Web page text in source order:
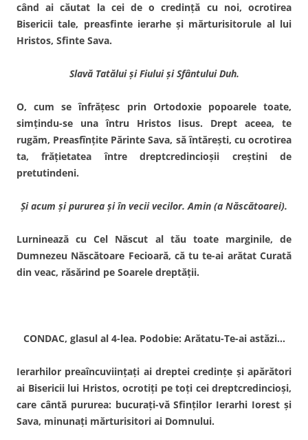
când ai căutat la cei de o credinţă cu noi, ocrotirea
Bisericii tale, preasfinte ierarhe şi mărturisitorule al lui
Hristos, Sfinte Sava.
Slavă Tatălui şi Fiului şi Sfântului Duh.
O, cum se înfrăţesc prin Orto­doxie popoarele toate,
simţindu-se una întru Hristos Iisus. Drept aceea, te
rugăm, Preasfînţite Părinte Sava, să întăreşti, cu ocrotirea
ta, frăţietatea între dreptcredincioşii creştini de
pretutindeni.
Şi acum şi pururea şi în vecii vecilor. Amin (a Născătoarei).
Lurninează cu Cel Născut al tău toate marginile, de
Dumnezeu Născătoare Fecioară, că tu te-ai arătat Curată
din veac, răsărind pe Soarele dreptăţii.
CONDAC, glasul al 4-lea. Podobie: Arătatu-Te-ai astăzi…
Ierarhilor preaîncuviinţaţi ai dreptei credinţe şi apărători
ai Bisericii lui Hristos, ocrotiţi pe toţi cei dreptcredincioşi,
care cântă pururea: bucuraţi-vă Sfinţilor Ierarhi Iorest şi
Sava, minunaţi mărturisitori ai Domnului.